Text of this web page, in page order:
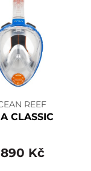
REEF
CLASSIC
890 Kč